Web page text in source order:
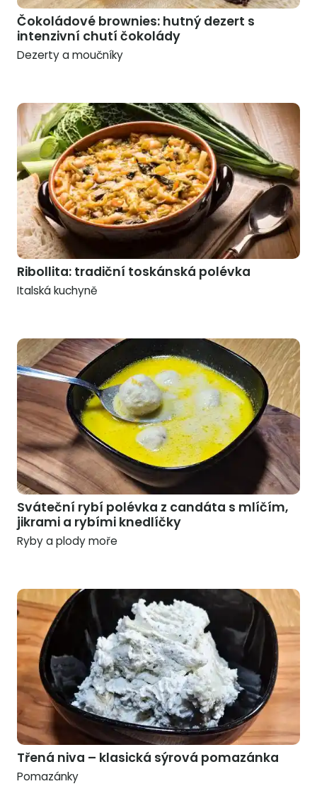
Čokoládové brownies: hutný dezert s
intenzivní chutí čokolády
Dezerty a moučníky
Ribollita: tradiční toskánská polévka
Italská kuchyně
Sváteční rybí polévka z candáta s mlíčím,
jikrami a rybími knedlíčky
Ryby a plody moře
Třená niva – klasická sýrová pomazánka
Pomazánky